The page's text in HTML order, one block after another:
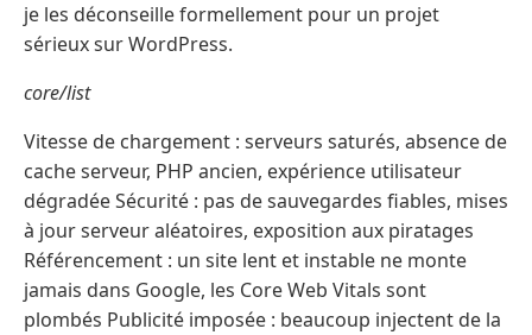
je les déconseille formellement pour un projet
sérieux sur WordPress.
core/list
Vitesse de chargement : serveurs saturés, absence de
cache serveur, PHP ancien, expérience utilisateur
dégradée Sécurité : pas de sauvegardes fiables, mises
à jour serveur aléatoires, exposition aux piratages
Référencement : un site lent et instable ne monte
jamais dans Google, les Core Web Vitals sont
plombés Publicité imposée : beaucoup injectent de la